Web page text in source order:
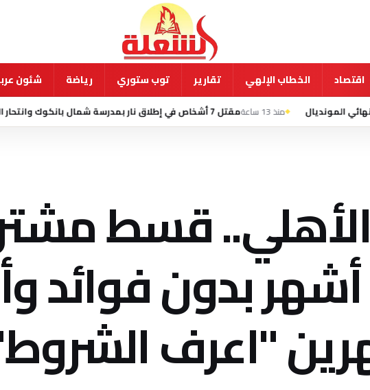
اقتصاد الخطاب الإلهي تقارير توب ستوري رياضة شئون
منذ 13 ساعة مقتل 7 أشخاص في إطلاق نار بمدرسة شمال بانكوك وانتحار الطالب المشتبه به
الأهلي.. قسط
رمضان على 6 أشهر بدون
"اعرف